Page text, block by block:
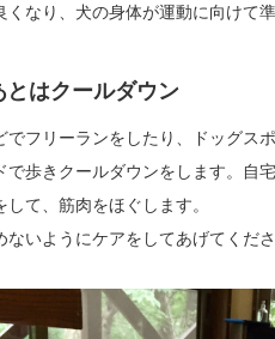
くなり、犬の身体が運動に向けて
とはクールダウン
でフリーランをしたり、ドッグス
で歩きクールダウンをします。自
て、筋肉をほぐします。
ないようにケアをしてあげてくださ